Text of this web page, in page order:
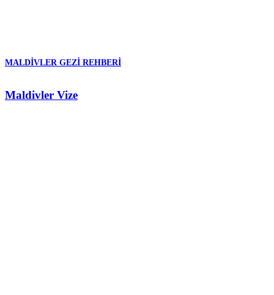
MALDIVLER GEZI REHBERI
Maldivler Vize